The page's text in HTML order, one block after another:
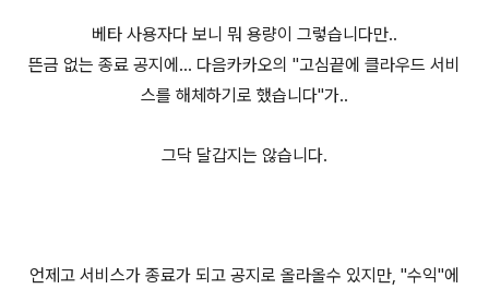
베타 사용자다 보니 뭐 용량이 그렇습니다만..
뜬금 없는 종료 공지에... 다음카카오의 "고심끝에 클라우드 서비
스를 해체하기로 했습니다"가..
그닥 달갑지는 않습니다.
언제고 서비스가 종료가 되고 공지로 올라올수 있지만, "수익"에